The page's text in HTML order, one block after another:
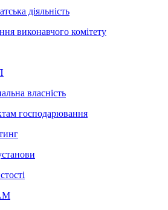
діяльність
виконавчого комітету
власність
господарювання